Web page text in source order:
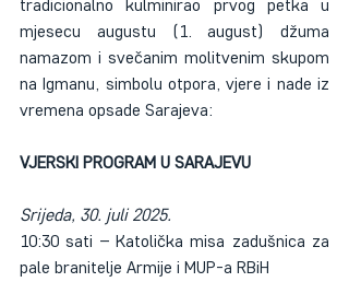
tradicionalno kulminirao prvog petka u
mjesecu augustu (1. august) džuma
namazom i svečanim molitvenim skupom
na Igmanu, simbolu otpora, vjere i nade iz
vremena opsade Sarajeva:
VJERSKI PROGRAM U SARAJEVU
Srijeda, 30. juli 2025.
10:30 sati – Katolička misa zadušnica za
pale branitelje Armije i MUP-a RBiH